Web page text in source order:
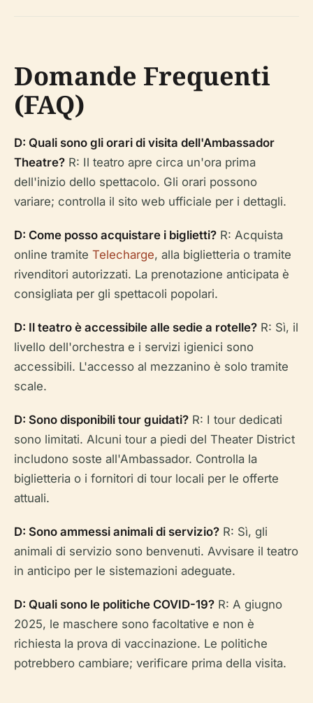
Domande Frequenti
(FAQ)
D: Quali sono gli orari di visita dell'Ambassador
Theatre? R: Il teatro apre circa un'ora prima
dell'inizio dello spettacolo. Gli orari possono
variare; controlla il sito web ufficiale per i dettagli.
D: Come posso acquistare i biglietti? R: Acquista
online tramite Telecharge, alla biglietteria o tramite
rivenditori autorizzati. La prenotazione anticipata è
consigliata per gli spettacoli popolari.
D: Il teatro è accessibile alle sedie a rotelle? R: Sì, il
livello dell'orchestra e i servizi igienici sono
accessibili. L'accesso al mezzanino è solo tramite
scale.
D: Sono disponibili tour guidati? R: I tour dedicati
sono limitati. Alcuni tour a piedi del Theater District
includono soste all'Ambassador. Controlla la
biglietteria o i fornitori di tour locali per le offerte
attuali.
D: Sono ammessi animali di servizio? R: Sì, gli
animali di servizio sono benvenuti. Avvisare il teatro
in anticipo per le sistemazioni adeguate.
D: Quali sono le politiche COVID-19? R: A giugno
2025, le maschere sono facoltative e non è
richiesta la prova di vaccinazione. Le politiche
potrebbero cambiare; verificare prima della visita.